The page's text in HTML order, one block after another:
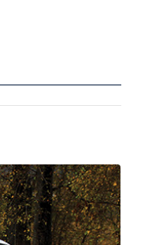
|
2.0 TFSI
(EA113)
|
2.0 TFSI
(EA888 Gen. 1
y 2)